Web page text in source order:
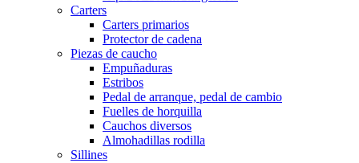
Carters
Carters primarios
Protector de cadena
Piezas de caucho
Empuñaduras
Estribos
Pedal de arranque, pedal de cambio
Fuelles de horquilla
Cauchos diversos
Almohadillas rodilla
Sillines